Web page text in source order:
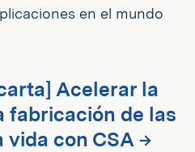
en el mundo
Acelerar la
fabricación de las
vida con CSA →